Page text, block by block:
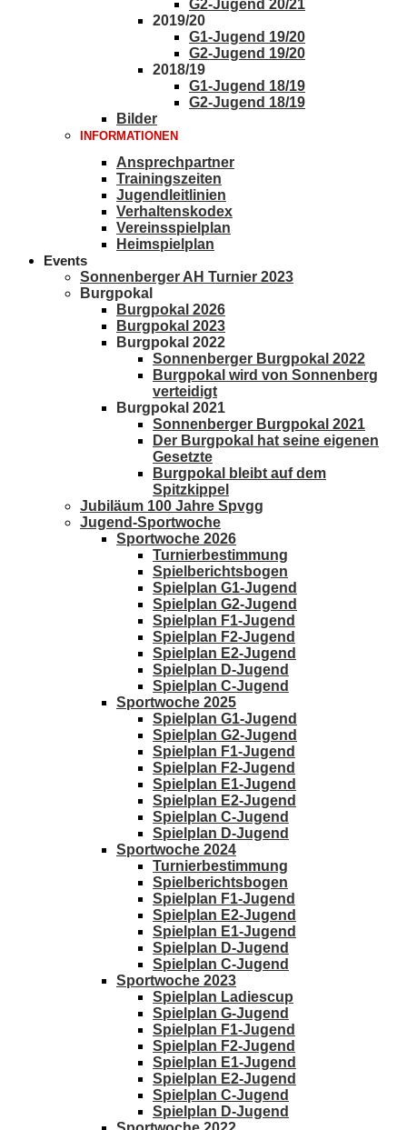
G2-Jugend 20/21
2019/20
G1-Jugend 19/20
G2-Jugend 19/20
2018/19
G1-Jugend 18/19
G2-Jugend 18/19
Bilder
INFORMATIONEN
Ansprechpartner
Trainingszeiten
Jugendleitlinien
Verhaltenskodex
Vereinsspielplan
Heimspielplan
Events
Sonnenberger AH Turnier 2023
Burgpokal
Burgpokal 2026
Burgpokal 2023
Burgpokal 2022
Sonnenberger Burgpokal 2022
Burgpokal wird von Sonnenberg
verteidigt
Burgpokal 2021
Sonnenberger Burgpokal 2021
Der Burgpokal hat seine eigenen
Gesetzte
Burgpokal bleibt auf dem
Spitzkippel
Jubiläum 100 Jahre Spvgg
Jugend-Sportwoche
Sportwoche 2026
Turnierbestimmung
Spielberichtsbogen
Spielplan G1-Jugend
Spielplan G2-Jugend
Spielplan F1-Jugend
Spielplan F2-Jugend
Spielplan E2-Jugend
Spielplan D-Jugend
Spielplan C-Jugend
Sportwoche 2025
Spielplan G1-Jugend
Spielplan G2-Jugend
Spielplan F1-Jugend
Spielplan F2-Jugend
Spielplan E1-Jugend
Spielplan E2-Jugend
Spielplan C-Jugend
Spielplan D-Jugend
Sportwoche 2024
Turnierbestimmung
Spielberichtsbogen
Spielplan F1-Jugend
Spielplan E2-Jugend
Spielplan E1-Jugend
Spielplan D-Jugend
Spielplan C-Jugend
Sportwoche 2023
Spielplan Ladiescup
Spielplan G-Jugend
Spielplan F1-Jugend
Spielplan F2-Jugend
Spielplan E1-Jugend
Spielplan E2-Jugend
Spielplan C-Jugend
Spielplan D-Jugend